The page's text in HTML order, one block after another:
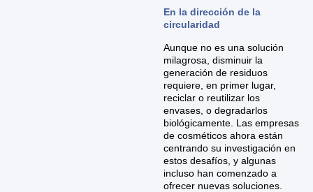
En la dirección de la
circularidad
Aunque no es una solución
milagrosa, disminuir la
generación de residuos
requiere, en primer lugar,
reciclar o reutilizar los
envases, o degradarlos
biológicamente. Las empresas
de cosméticos ahora están
centrando su investigación en
estos desafíos, y algunas
incluso han comenzado a
ofrecer nuevas soluciones.